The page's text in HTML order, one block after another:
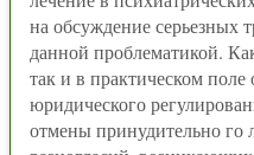
на обсуждение серьезных
данной проблематикой.
так и в практическом
юридического
отмены принудительно го